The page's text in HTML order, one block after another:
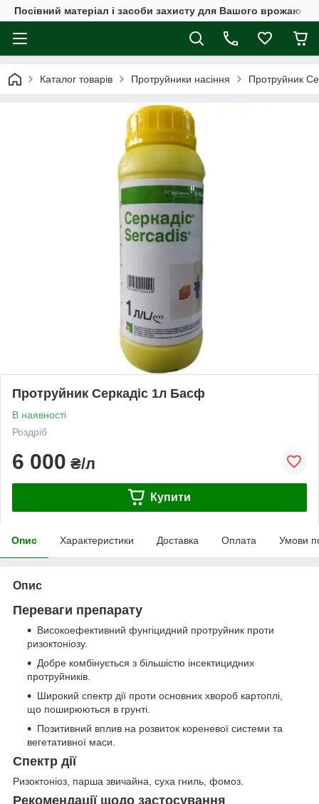
Посівний матеріал і засоби захисту для Вашого врожаю
Каталог товарів Протруйники насіння Протруйник
Протруйник Серкадіс 1л Басф
В наявності
Роздріб
6 000 ₴/л
Купити
Опис Характеристики Доставка Оплата Умови
Опис
Переваги препарату
Високоефективний фунгіцидний протруйник проти
ризоктоніозу.
Добре комбінується з більшістю інсектицидних
протруйників.
Широкий спектр дії проти основних хвороб картоплі,
що поширюються в грунті.
Позитивний вплив на розвиток кореневої системи та
вегетативної маси.
Спектр дії
Ризоктоніоз, парша звичайна, суха гниль, фомоз.
Рекомендації щодо застосування